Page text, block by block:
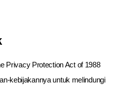
Privacy Protection Act of 1988
kebijakannya untuk melindungi